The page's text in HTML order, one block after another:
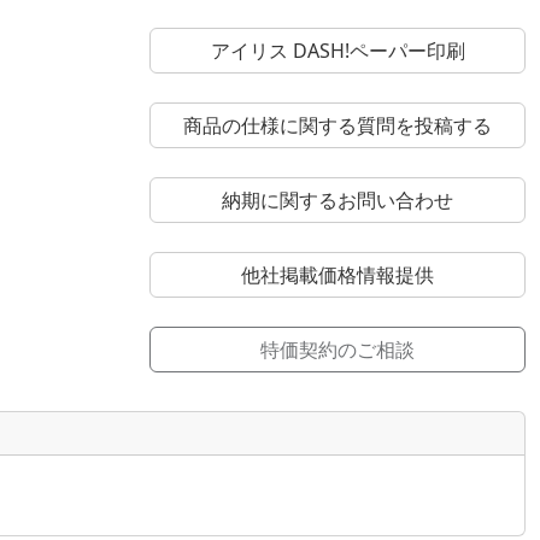
アイリス DASH!ペーパー印刷
商品の仕様に関する質問を投稿する
納期に関するお問い合わせ
他社掲載価格情報提供
特価契約のご相談